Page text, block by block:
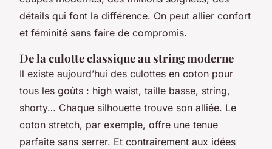
détails qui font la différence. On peut allier confort
et féminité sans faire de compromis.
De la culotte classique au string moderne
Il existe aujourd’hui des culottes en coton pour
tous les goûts : high waist, taille basse, string,
shorty… Chaque silhouette trouve son alliée. Le
coton stretch, par exemple, offre une tenue
parfaite sans serrer. Et contrairement aux idées